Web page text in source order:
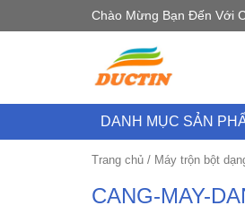
Chào Mừng Bạn Đến Với
DANH MỤC SẢN
Trang chủ / Máy trộn bột
CANG-MAY-